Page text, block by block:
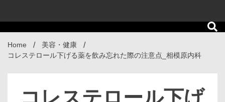
Home
美容・健康
コレステロール下げる薬を飲み忘れた際の注意点_相模原内科